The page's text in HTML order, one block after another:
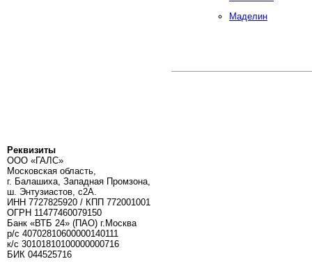
Реквизиты
ООО «ГАЛС»
Московская область,
г. Балашиха, Западная Промзона,
ш. Энтузиастов, с2А.
ИНН 7727825920 / КПП 772001001
ОГРН 11477460079150
Банк «ВТБ 24» (ПАО) г.Москва
р/с 40702810600000140111
к/c 30101810100000000716
БИК 044525716
Маделин